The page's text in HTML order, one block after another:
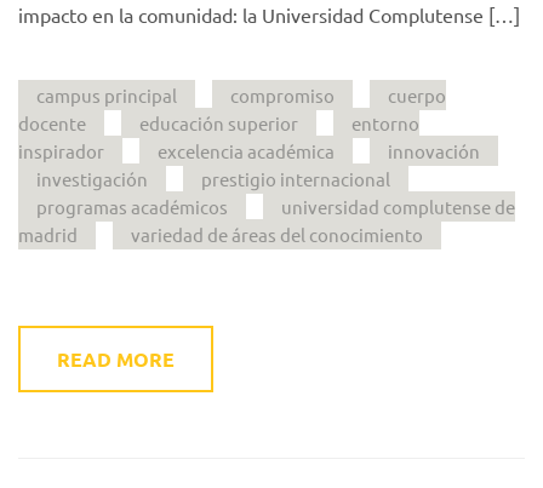
impacto en la comunidad: la Universidad Complutense […]
campus principal compromiso
cuerpo
docente
educación superior
entorno
inspirador
excelencia académica
innovación
investigación
prestigio internacional
programas académicos
universidad complutense de
madrid
variedad de áreas del conocimiento
READ MORE